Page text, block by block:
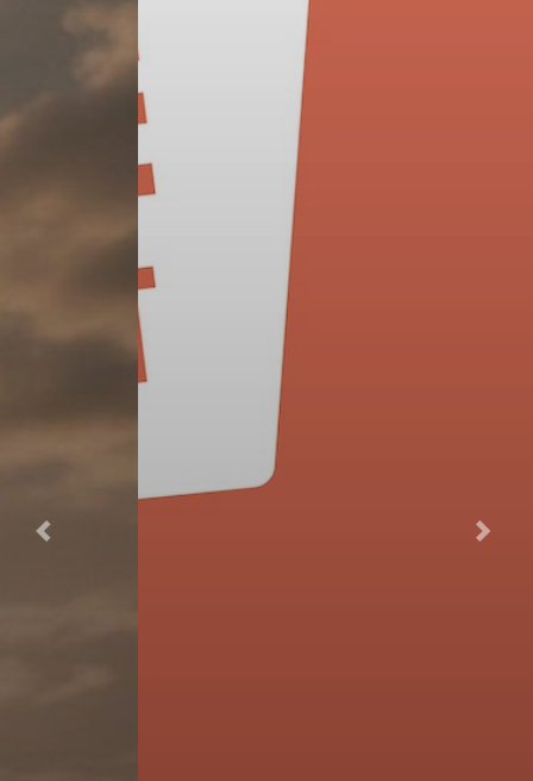
Précédent